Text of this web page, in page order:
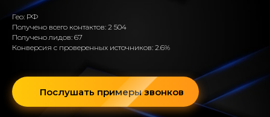
Гео: РФ
Получено всего контактов: 2 504
Получено лидов: 67
Конверсия с проверенных источников: 2.6%
Послушать примеры звонков